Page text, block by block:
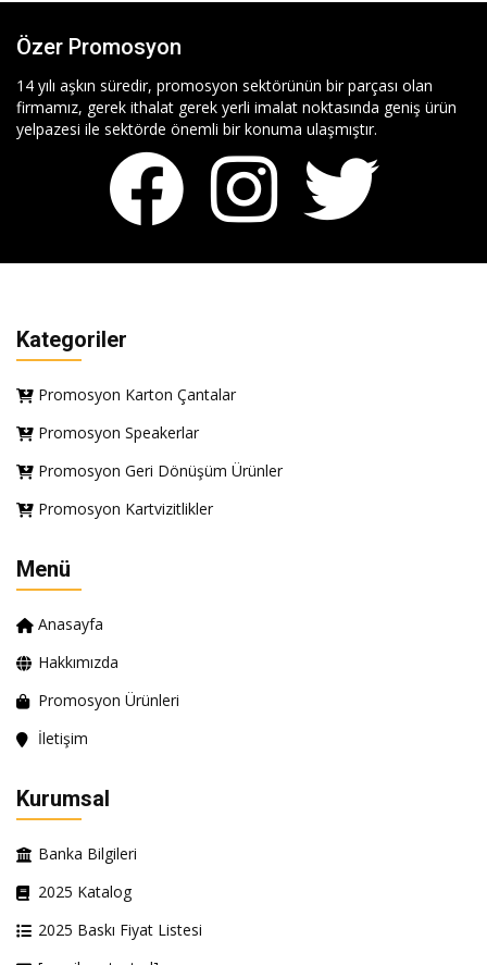
Özer Promosyon
14 yılı aşkın süredir, promosyon sektörünün bir parçası olan
firmamız, gerek ithalat gerek yerli imalat noktasında geniş ürün
yelpazesi ile sektörde önemli bir konuma ulaşmıştır.
Kategoriler
Promosyon Karton Çantalar
Promosyon Speakerlar
Promosyon Geri Dönüşüm Ürünler
Promosyon Kartvizitlikler
Menü
Anasayfa
Hakkımızda
Promosyon Ürünleri
İletişim
Kurumsal
Banka Bilgileri
2025 Katalog
2025 Baskı Fiyat Listesi